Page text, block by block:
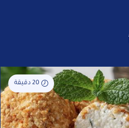
20 دقيقة